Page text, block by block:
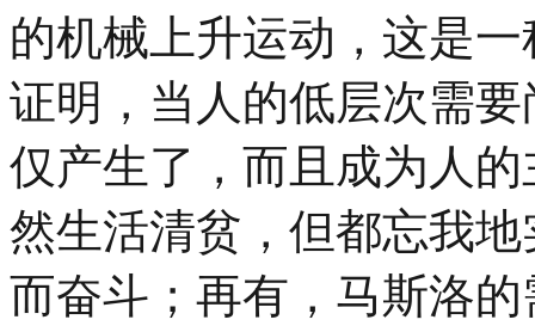
的机械上升运动，这是
证明，当人的低层次需
仅产生了，而且成为人
然生活清贫，但都忘我
而奋斗；再有，马斯洛